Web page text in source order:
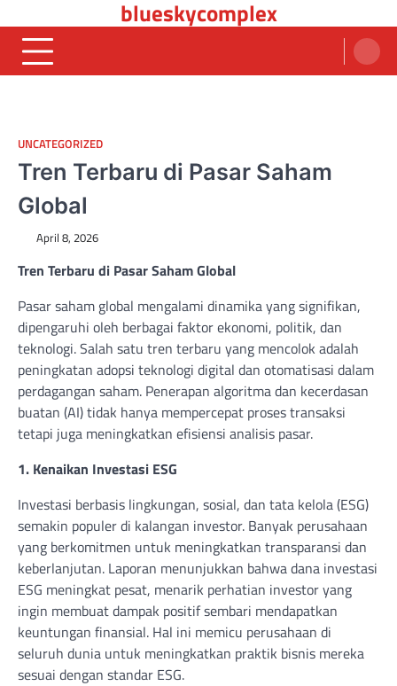
to
content
blueskycomplex
UNCATEGORIZED
Tren Terbaru di Pasar Saham
Global
April 8, 2026
Tren Terbaru di Pasar Saham Global
Pasar saham global mengalami dinamika yang signifikan,
dipengaruhi oleh berbagai faktor ekonomi, politik, dan
teknologi. Salah satu tren terbaru yang mencolok adalah
peningkatan adopsi teknologi digital dan otomatisasi dalam
perdagangan saham. Penerapan algoritma dan kecerdasan
buatan (AI) tidak hanya mempercepat proses transaksi
tetapi juga meningkatkan efisiensi analisis pasar.
1. Kenaikan Investasi ESG
Investasi berbasis lingkungan, sosial, dan tata kelola (ESG)
semakin populer di kalangan investor. Banyak perusahaan
yang berkomitmen untuk meningkatkan transparansi dan
keberlanjutan. Laporan menunjukkan bahwa dana investasi
ESG meningkat pesat, menarik perhatian investor yang
ingin membuat dampak positif sembari mendapatkan
keuntungan finansial. Hal ini memicu perusahaan di
seluruh dunia untuk meningkatkan praktik bisnis mereka
sesuai dengan standar ESG.